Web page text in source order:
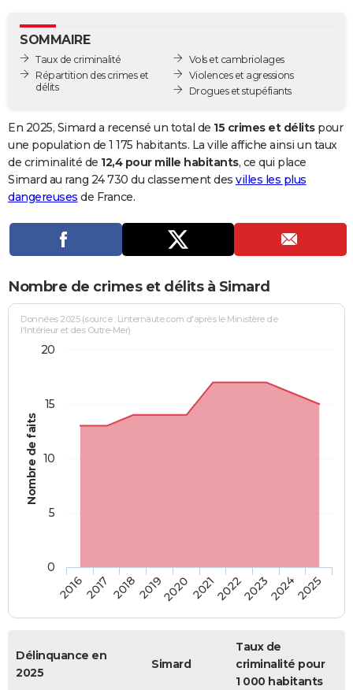
GUIDES D'ACHAT
BONS PLANS
Carte de Noël
Carte Bonne année
Carte Saint-Valentin
Carte Pâques
Carte d'anniversaire
DICTIONNAIRE
Dictionnaire
Biographies
Citations
Expressions
Proverbes
PROGRAMME TV
Se connecter
Entreprises
Service militaire
Avis de recherche
AVIS DE DÉCÈS
Bricolage
Lifestyle
Culture
Sport
Auto
Television
Voyage
Cinema
SOMMAIRE
Taux de criminalité
Répartition des crimes et
délits
Vols et cambriolages
Violences et agressions
Drogues et stupéfiants
En 2025, Simard a recensé un total de 15 crimes et délitspour
une population de 1 175 habitants. La ville affiche ainsi un taux
de criminalité de 12,4 pour mille habitants, ce qui place
Simard au rang 24 730 du classement des villes les plus
dangereuses de France.
Nombre de crimes et délits à Simard
Nombre de faits
Données 2025 (source : Linternaute.com d'après le Ministère de
l'Intérieur et des Outre-Mer)
20162017 20182019202020212022202320242025
0
5
10
15
20
Délinquance en
2025
Simard
Taux de
criminalité pour
1 000 habitants